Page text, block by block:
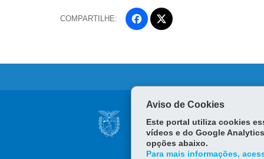
COMPARTILHE:
Fa
ce
ok
Navegação
PronasoloPR
SECRETARIA DA
Rua dos Funcionários,
41 3313-4000
Aviso de Cookies
Este portal utiliza cookies
vídeos e do Google
opções abaixo.
Para mais informações,